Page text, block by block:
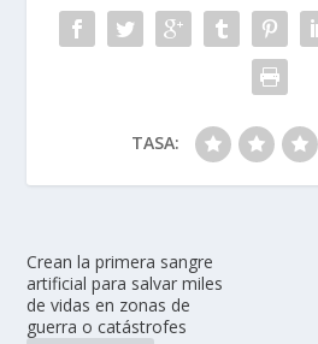
TASA:
Crean la primera sangre
artificial para salvar miles
de vidas en zonas de
guerra o catástrofes